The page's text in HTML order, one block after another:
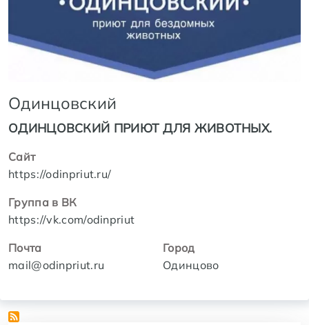
Одинцовский
ОДИНЦОВСКИЙ ПРИЮТ ДЛЯ ЖИВОТНЫХ.
Сайт
https://odinpriut.ru/
Группа в ВК
https://vk.com/odinpriut
Почта
mail@odinpriut.ru
Город
Одинцово